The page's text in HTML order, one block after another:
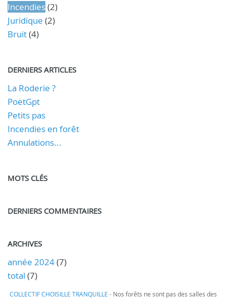
Incendies(2)
Juridique (2)
Bruit(4)
DERNIERS ARTICLES
La Roderie ?
PoëtGpt
Petits pas
Incendies en forêt
Annulations...
MOTS CLÉS
DERNIERS COMMENTAIRES
ARCHIVES
année 2024(7)
total (7)
COLLECTIF CHOISILLE TRANQUILLE - Nos forêts ne sont pas des salles des